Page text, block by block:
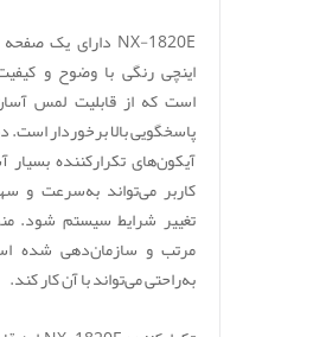
اینچی رنگی با وضوح و
است که از قابلیت لمس
پاسخگویی بالا برخوردار
آیکون‌های تکرارکننده بسیار
کاربر می‌تواند به‌سرعت و
تغییر شرایط سیستم شود.
مرتب و سازمان‌دهی شده
به‌راحتی می‌تواند با آن کار کند.